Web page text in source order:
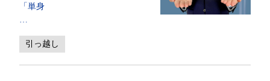
「単身
…
引っ越し